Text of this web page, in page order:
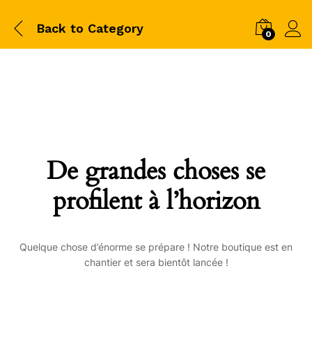
Back to Category 0
De grandes choses se
profilent à l’horizon
Quelque chose d’énorme se prépare ! Notre boutique est en
chantier et sera bientôt lancée !